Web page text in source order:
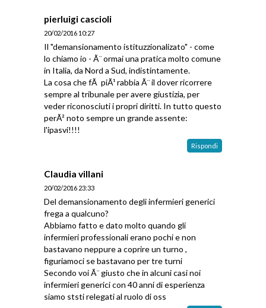
pierluigi cascioli
20/02/2016 10:27
Il "demansionamento istituzzionalizato" - come
lo chiamo io - Ã¨ ormai una pratica molto comune
in Italia, da Nord a Sud, indistintamente.
La cosa che fÃ piÃ¹ rabbia Ã¨ il dover ricorrere
sempre al tribunale per avere giustizia, per
veder riconosciuti i propri diritti. In tutto questo
perÃ² noto sempre un grande assente:
l'ipasvi!!!!
Rispondi
Claudia villani
20/02/2016 23:33
Del demansionamento degli infermieri generici
frega a qualcuno?
Abbiamo fatto e dato molto quando gli
infermieri professionali erano pochi e non
bastavano neppure a coprire un turno ,
figuriamoci se bastavano per tre turni
Secondo voi Ã¨ giusto che in alcuni casi noi
infermieri generici con 40 anni di esperienza
siamo ststi relegati al ruolo di oss